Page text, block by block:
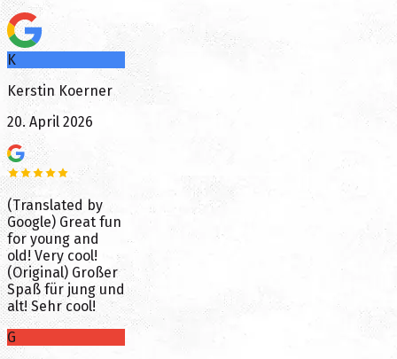
K
Kerstin Koerner
20. April 2026
(Translated by
Google) Great fun
for young and
old! Very cool!
(Original) Großer
Spaß für jung und
alt! Sehr cool!
G